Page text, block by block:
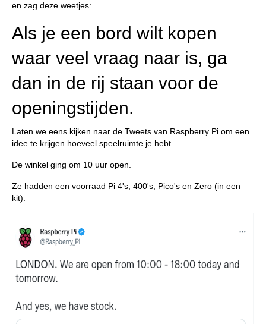
en zag deze weetjes:
Als je een bord wilt kopen
waar veel vraag naar is, ga
dan in de rij staan voor de
openingstijden.
Laten we eens kijken naar de Tweets van Raspberry Pi om een
idee te krijgen hoeveel speelruimte je hebt.
De winkel ging om 10 uur open.
Ze hadden een voorraad Pi 4's, 400's, Pico's en Zero (in een
kit).